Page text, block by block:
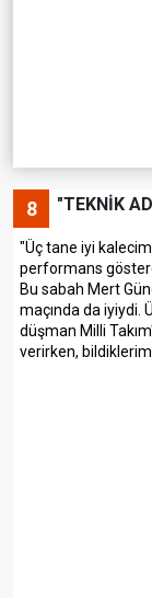
8 "TEKNİK
"Üç tane iyi
performans
Bu sabah Mert
maçında da iyiydi.
düşman Milli
verirken,